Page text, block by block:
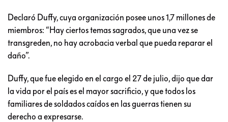
Declaró Duffy, cuya organización posee unos 1,7 millones de
miembros: “Hay ciertos temas sagrados, que una vez se
transgreden, no hay acrobacia verbal que pueda reparar el
daño”.
Duffy, que fue elegido en el cargo el 27 de julio, dijo que dar
la vida por el país es el mayor sacrificio, y que todos los
familiares de soldados caídos en las guerras tienen su
derecho a expresarse.